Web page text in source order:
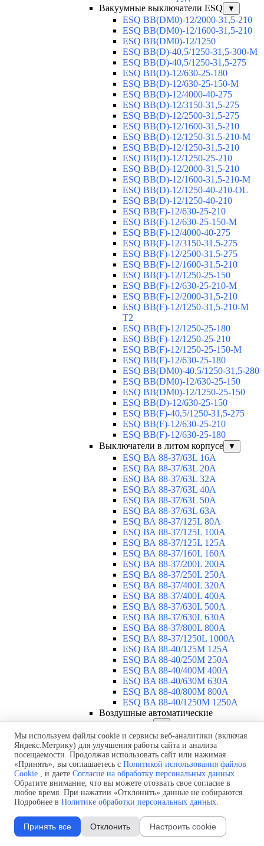
Вакуумные выключатели ESQ
▼
ESQ ВВ(DM0)-12/2000-31,5-210
ESQ ВВ(DM0)-12/1600-31,5-210
ESQ ВВ(DM0)-12/1250
ESQ ВВ(D)-40,5/1250-31,5-300-М
ESQ ВВ(D)-40,5/1250-31,5-275
ESQ ВВ(D)-12/630-25-180
ESQ ВВ(D)-12/630-25-150-М
ESQ ВВ(D)-12/4000-40-275
ESQ ВВ(D)-12/3150-31,5-275
ESQ ВВ(D)-12/2500-31,5-275
ESQ ВВ(D)-12/1600-31,5-210
ESQ ВВ(D)-12/1250-31.5-210-М
ESQ ВВ(D)-12/1250-31,5-210
ESQ ВВ(D)-12/1250-25-210
ESQ BB(D)-12/2000-31,5-210
ESQ BB(D)-12/1600-31,5-210-М
ESQ BB(D)-12/1250-40-210-OL
ESQ BB(D)-12/1250-40-210
ESQ ВВ(F)-12/630-25-210
ESQ ВВ(F)-12/630-25-150-М
ESQ ВВ(F)-12/4000-40-275
ESQ ВВ(F)-12/3150-31.5-275
ESQ ВВ(F)-12/2500-31.5-275
ESQ ВВ(F)-12/1600-31.5-210
ESQ ВВ(F)-12/1250-25-150
ESQ BB(F)-12/630-25-210-М
ESQ BB(F)-12/2000-31,5-210
ESQ BB(F)-12/1250-31,5-210-М
T2
ESQ BB(F)-12/1250-25-180
ESQ ВВ(F)-12/1250-25-210
ESQ ВВ(F)-12/1250-25-150-М
ESQ BB(F)-12/630-25-180
ESQ ВВ(DM0)-40.5/1250-31,5-280
ESQ ВВ(DM0)-12/630-25-150
ESQ ВВ(DM0)-12/1250-25-150
ESQ BB(D)-12/630-25-150
ESQ ВВ(F)-40,5/1250-31,5-275
ESQ ВВ(F)-12/630-25-210
ESQ ВВ(F)-12/630-25-180
Выключатели в литом корпусе
▼
ESQ ВА 88-37/63L 16A
ESQ ВА 88-37/63L 20A
ESQ ВА 88-37/63L 32A
ESQ ВА 88-37/63L 40A
ESQ ВА 88-37/63L 50A
ESQ ВА 88-37/63L 63A
ESQ ВА 88-37/125L 80A
ESQ ВА 88-37/125L 100A
ESQ ВА 88-37/125L 125A
ESQ ВА 88-37/160L 160A
ESQ ВА 88-37/200L 200A
ESQ ВА 88-37/250L 250A
ESQ ВА 88-37/400L 320A
ESQ ВА 88-37/400L 400A
ESQ ВА 88-37/630L 500A
ESQ ВА 88-37/630L 630A
ESQ ВА 88-37/800L 800A
ESQ ВА 88-37/1250L 1000A
ESQ BA 88-40/125M 125A
ESQ BA 88-40/250M 250A
ESQ BA 88-40/400M 400A
ESQ BA 88-40/630М 630A
ESQ BA 88-40/800M 800A
ESQ BA 88-40/1250М 1250A
Воздушные автоматические
выключатели ▼
ESQ ВА99-40B 3F M2C2S2 M
2500A
ESQ ВА99-40A 3F M2C2S2 М
800A
ESQ ВА99-40A 3F M2C2S2 М
630A
ESQ ВА99-40A 3F M2C2S2 М
ESQ ВА99-40A 3F M2C2S2 М
1600A
Мы используем файлы cookie и сервисы веб-аналитики (включая
Яндекс.Метрику) для улучшения работы сайта и анализа
посещаемости. Продолжая использовать сайт или нажимая
«Принять», вы соглашаетесь с Политикой использования файлов
Cookie , и даете Согласие на обработку персональных данных .
Обратите внимание, что вы можете отозвать свое согласие в
любое время. При нажатии «Отклонить» данные не собираются.
Подробнее в Политике обработки персональных данных.
Принять все Отклонить Настроить cookie